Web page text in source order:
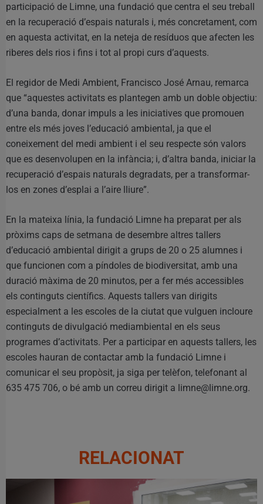
participació de Limne, una fundació que centra el seu treball
en la recuperació d’espais naturals i, més concretament, com
en aquesta activitat, en la neteja de resíduos que afecten les
riberes dels rios i fins i tot al propi curs d’aquests.
El regidor de Medi Ambient, Francisco José Arnau, remarca
que “aquestes activitats es plantegen amb un doble objectiu:
d’una banda, donar impuls a les iniciatives que promouen
entre els més joves l’educació ambiental, ja que el
coneixement del medi ambient i el seu respecte són valors
que es desenvolupen en la infància; i, d’altra banda, iniciar la
recuperació d’espais naturals degradats, per a transformar-
los en zones d’esplai a l’aire lliure”.
En la mateixa línia, la fundació Limne ha preparat per als
pròxims caps de setmana de desembre altres tallers
d’educació ambiental dirigit a grups de 20 o 25 alumnes i
que funcionen com a píndoles de biodiversitat, amb una
duració màxima de 20 minutos, per a fer més accessibles
els continguts científics. Aquests tallers van dirigits
especialment a les escoles de la ciutat que vulguen incloure
continguts de divulgació mediambiental en els seus
programes d’activitats. Per a participar en aquests tallers, les
escoles hauran de contactar amb la fundació Limne i
comunicar el seu propòsit, ja siga per telèfon, telefonant al
635 475 706, o bé amb un correu dirigit a limne@limne.org.
RELACIONAT